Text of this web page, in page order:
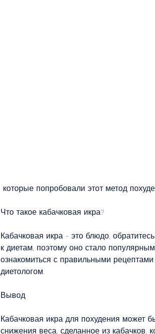
которые попробовали этот метод
Что такое кабачковая икра?
Кабачковая икра - это блюдо,
к диетам, поэтому оно стало
ознакомиться с правильными рецептами
диетологом.
Вывод
Кабачковая икра для похудения может
снижения веса, сделанное из кабачков,